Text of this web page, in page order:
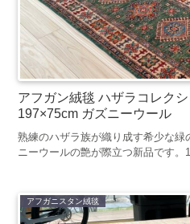
アフガン絨毯 ハザラコレク
197×75cm ガズニーウール
熟練のハザラ族が織り成す希少な
ニーウールの艶が際立つ新品です。
アフガニスタン絨毯